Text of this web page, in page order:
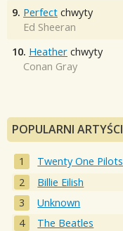
9. Perfect chwyty
Ed Sheeran
10. Heather chwyty
Conan Gray
POPULARNI ARTYŚCI
Twenty One Pilots
Billie Eilish
Unknown
The Beatles